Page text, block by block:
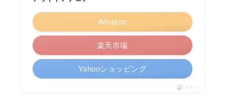
Amazon
楽天市場
Yahooショッピング
ポチップ